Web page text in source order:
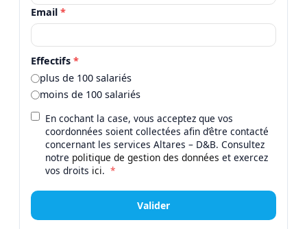
Email *
Effectifs *
plus de 100 salariés
moins de 100 salariés
En cochant la case, vous acceptez que vos
coordonnées soient collectées afin d’être contacté
concernant les services Altares – D&B. Consultez
notre politique de gestion des données et exercez
vos droits ici. *
Valider